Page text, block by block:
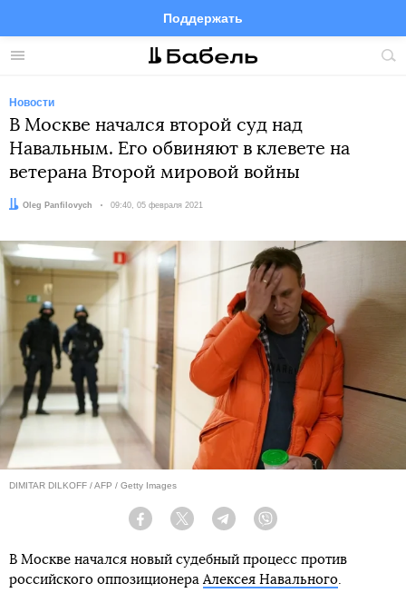
Меню
Поддержать
FacebookTelegramTwitter
Новости
В Москве начался второй суд над
Навальным. Его обвиняют в клевете на
ветерана Второй мировой войны
Автор:
Oleg Panfilovych Дата:
09:40, 05 февраля 2021
DIMITAR DILKOFF / AFP / Getty Images
Facebook Twitter Telegram
В Москве начался новый судебный процесс против
российского оппозиционераАлексея Навального.